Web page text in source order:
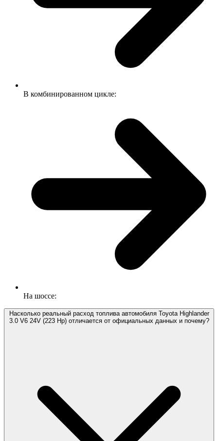
В комбинированном цикле:
На шоссе:
Насколько реальный расход топлива автомобиля Toyota Highlander
3.0 V6 24V (223 Hp) отличается от официальных данных и почему?